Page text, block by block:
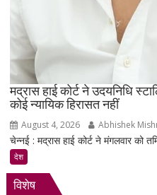
मद्रास हाई कोर्ट ने उदयनिधि
कोई न्यायिक हिरासत नहीं
August 4, 2026 Abhishek
चेन्नई : मद्रास हाई कोर्ट ने मंगलवार को
देश
विशेष